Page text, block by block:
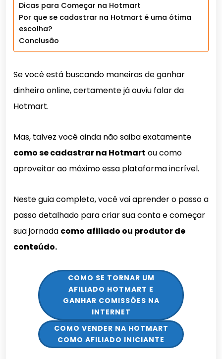
Dicas para Começar na Hotmart
Por que se cadastrar na Hotmart é uma ótima
escolha?
Conclusão
Se você está buscando maneiras de ganhar
dinheiro online, certamente já ouviu falar da
Hotmart.
Mas, talvez você ainda não saiba exatamente
como se cadastrar na Hotmart ou como
aproveitar ao máximo essa plataforma incrível.
Neste guia completo, você vai aprender o passo a
passo detalhado para criar sua conta e começar
sua jornada como afiliado ou produtor de
conteúdo.
COMO SE TORNAR UM
AFILIADO HOTMART E
GANHAR COMISSÕES NA
INTERNET
COMO VENDER NA HOTMART
COMO AFILIADO INICIANTE